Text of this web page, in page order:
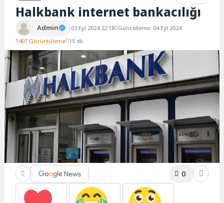
Halkbank internet bankacılığı
Admin 03 Eyl 2024 22:18 Güncelleme: 04 Eyl 2024
1407 Görüntüleme 15 dk.
0